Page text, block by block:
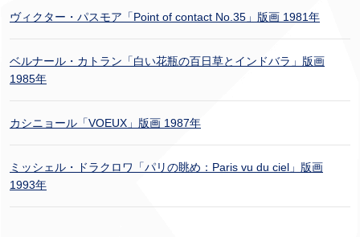
ヴィクター・パスモア「Point of contact No.35」版画 1981年
ベルナール・カトラン「白い花瓶の百日草とインドバラ」版画
1985年
カシニョール「VOEUX」版画 1987年
ミッシェル・ドラクロワ「パリの眺め：Paris vu du ciel」版画
1993年